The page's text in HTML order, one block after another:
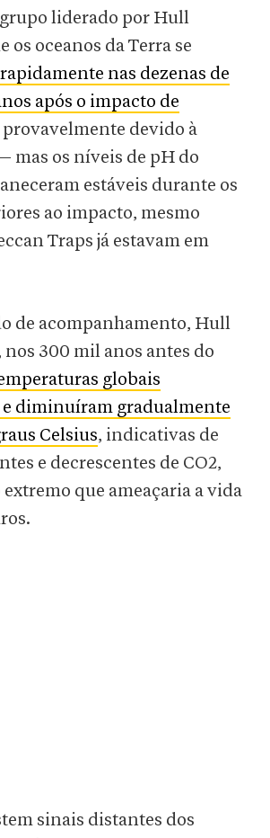
liderado por Hull
os oceanos da Terra se
nas dezenas de
após o impacto de
devido à
mas os níveis de pH do
estáveis durante os
ao impacto, mesmo
Traps já estavam em
de acompanhamento, Hull
300 mil anos antes do
globais
diminuíram gradualmente
Celsius, indicativas de
e decrescentes de CO2,
extremo que ameaçaria a vida
sinais distantes dos